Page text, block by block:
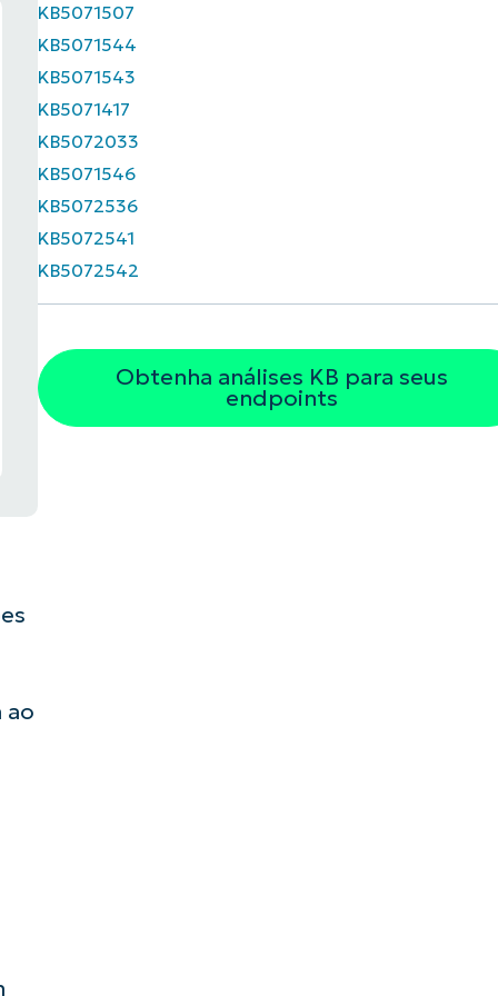
ao
KB5071507
KB5071544
KB5071543
KB5071417
KB5072033
KB5071546
KB5072536
KB5072541
KB5072542
Obtenha análises KB para seus
endpoints